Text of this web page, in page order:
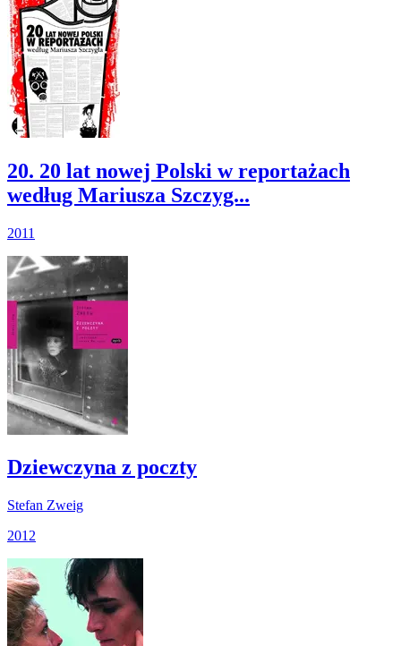
20. 20 lat nowej Polski w reportażach
według Mariusza Szczyg...
2011
Dziewczyna z poczty
Stefan Zweig
2012